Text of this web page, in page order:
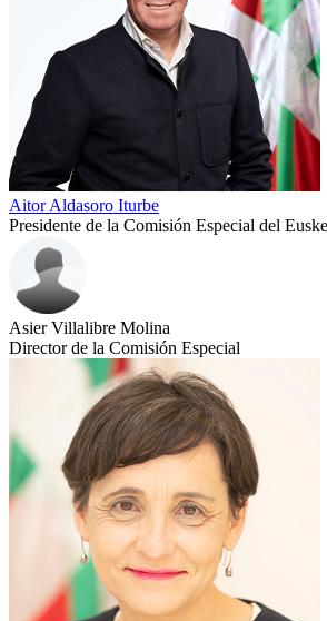
Aitor Aldasoro Iturbe
Presidente de la Comisión Especial del
Asier Villalibre Molina
Director de la Comisión Especial